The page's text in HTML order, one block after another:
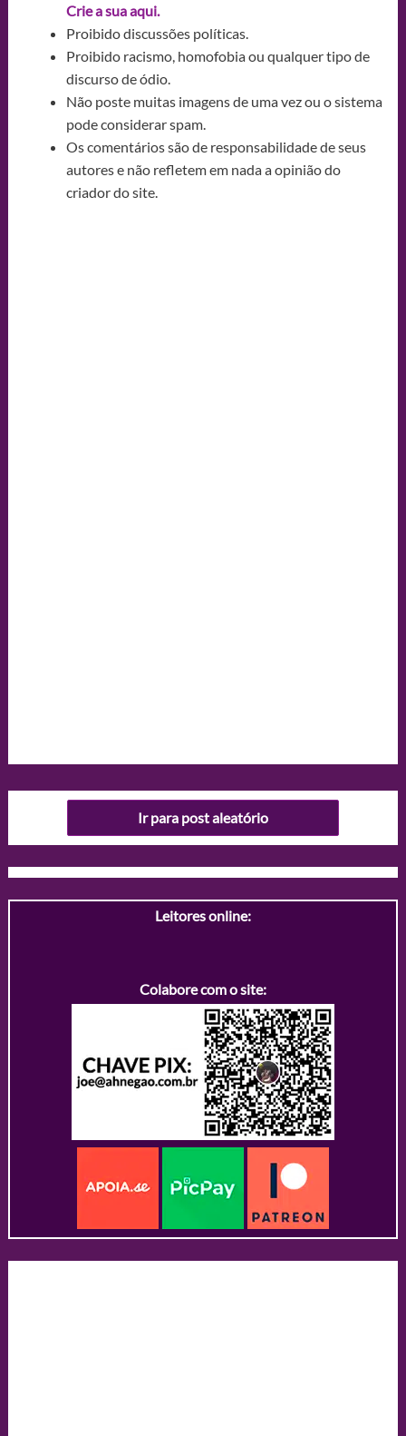
Crie a sua aqui.
Proibido discussões políticas.
Proibido racismo, homofobia ou qualquer tipo de
discurso de ódio.
Não poste muitas imagens de uma vez ou o sistema
pode considerar spam.
Os comentários são de responsabilidade de seus
autores e não refletem em nada a opinião do
criador do site.
Ir para post aleatório
Leitores online:
Colabore com o site: